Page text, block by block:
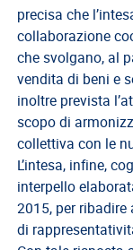
CERTIFICAZIONE
EVENTI
AREA
RISERVATA
precisa che
collaborazione
che svolgano, al
vendita di beni e
inoltre prevista
scopo di
collettiva con le
L’intesa, infine,
interpello
2015, per
di